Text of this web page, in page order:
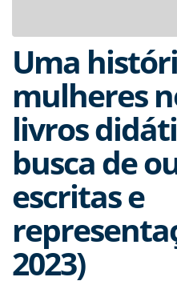
Uma
mulheres
livros
busca de
escritas e
2023)